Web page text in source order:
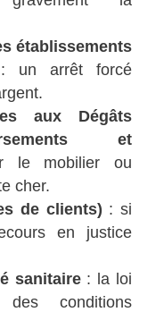
établissements
un arrêt forcé
aux Dégâts
et
le mobilier ou
cher.
de clients) : si
en justice
sanitaire: la loi
conditions